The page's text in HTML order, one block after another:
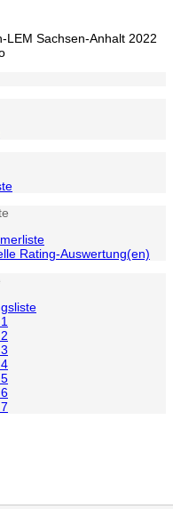
LEM Sachsen-Anhalt 2022
Rating-Auswertung(en)